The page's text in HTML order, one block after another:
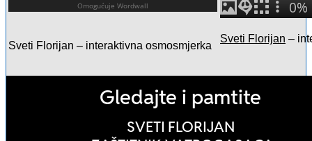
Sveti Florijan – interaktivna osmosmjerka
Sveti Florijan –